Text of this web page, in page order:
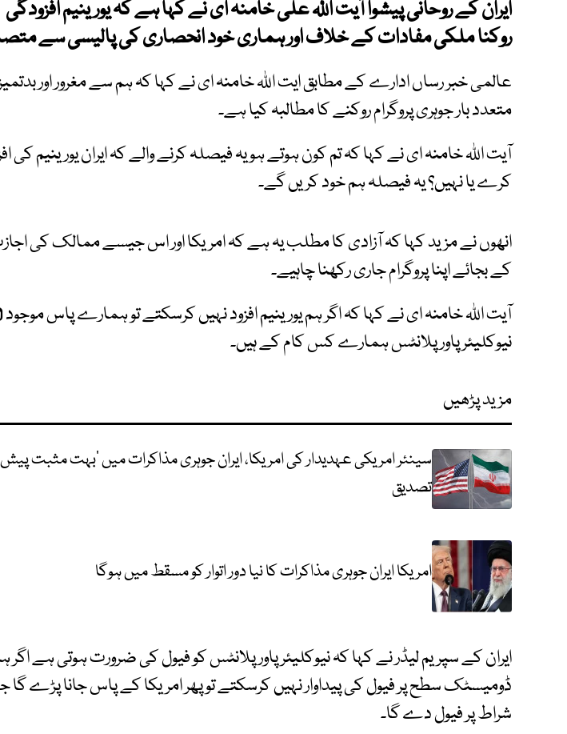
ایران کے روحانی پیشوا آیت اللہ علی خامنہ ای نے کہا ہے کہ یورینیم افزودگی
روکنا ملکی مفادات کے خلاف اور ہماری خود انحصاری کی پالیسی سے
عالمی خبر رساں ادارے کے مطابق ایت اللہ خامنہ ای نے کہا کہ ہم سے مغرور اور
متعدد بار جوہری پروگرام روکنے کا مطالبہ کیا ہے۔
آیت اللہ خامنہ ای نے کہا کہ تم کون ہوتے ہو یہ فیصلہ کرنے والے کہ ایران یورینیم کی
کرے یا نہیں؟ یہ فیصلہ ہم خود کریں گے۔
انھوں نے مزید کہا کہ آزادی کا مطلب یہ ہے کہ امریکا اور اس جیسے ممالک کی
کے بجائے اپنا پروگرام جاری رکھنا چاہیے۔
آیت
نیوکلیئرپاور پلانٹس ہمارے کس کام کے ہیں۔
مزید پڑھیں
سینئر امریکی عہدیدار کی امریکا، ایران جوہری مذاکرات میں 'بہت مثبت
تصدیق
امریکا ایران جوہری مذاکرات کا نیا دور اتوار کو مسقط میں ہوگا
ایران کے سپریم لیڈر نے کہا کہ نیوکلیئرپاور پلانٹس کو فیول کی ضرورت ہوتی ہے اگر
ڈومیسٹک سطح پر فیول کی پیداوار نہیں کرسکتے تو پھر امریکا کے پاس جانا پڑے گا
شراط پر فیول دے گا۔